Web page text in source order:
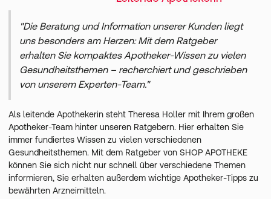
"Die Beratung und Information unserer Kunden liegt
uns besonders am Herzen: Mit dem Ratgeber
erhalten Sie kompaktes Apotheker-Wissen zu vielen
Gesundheitsthemen – recherchiert und geschrieben
von unserem Experten-Team."
Als leitende Apothekerin steht Theresa Holler mit Ihrem großen
Apotheker-Team hinter unseren Ratgebern. Hier erhalten Sie
immer fundiertes Wissen zu vielen verschiedenen
Gesundheitsthemen. Mit dem Ratgeber von SHOP APOTHEKE
können Sie sich nicht nur schnell über verschiedene Themen
informieren, Sie erhalten außerdem wichtige Apotheker-Tipps zu
bewährten Arzneimitteln.